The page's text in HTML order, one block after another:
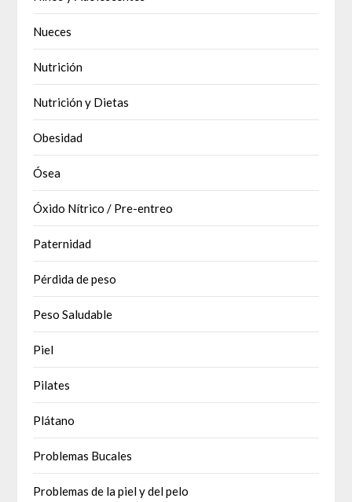
Nueces
Nutrición
Nutrición y Dietas
Obesidad
Ósea
Óxido Nítrico / Pre-entreo
Paternidad
Pérdida de peso
Peso Saludable
Piel
Pilates
Plátano
Problemas Bucales
Problemas de la piel y del pelo